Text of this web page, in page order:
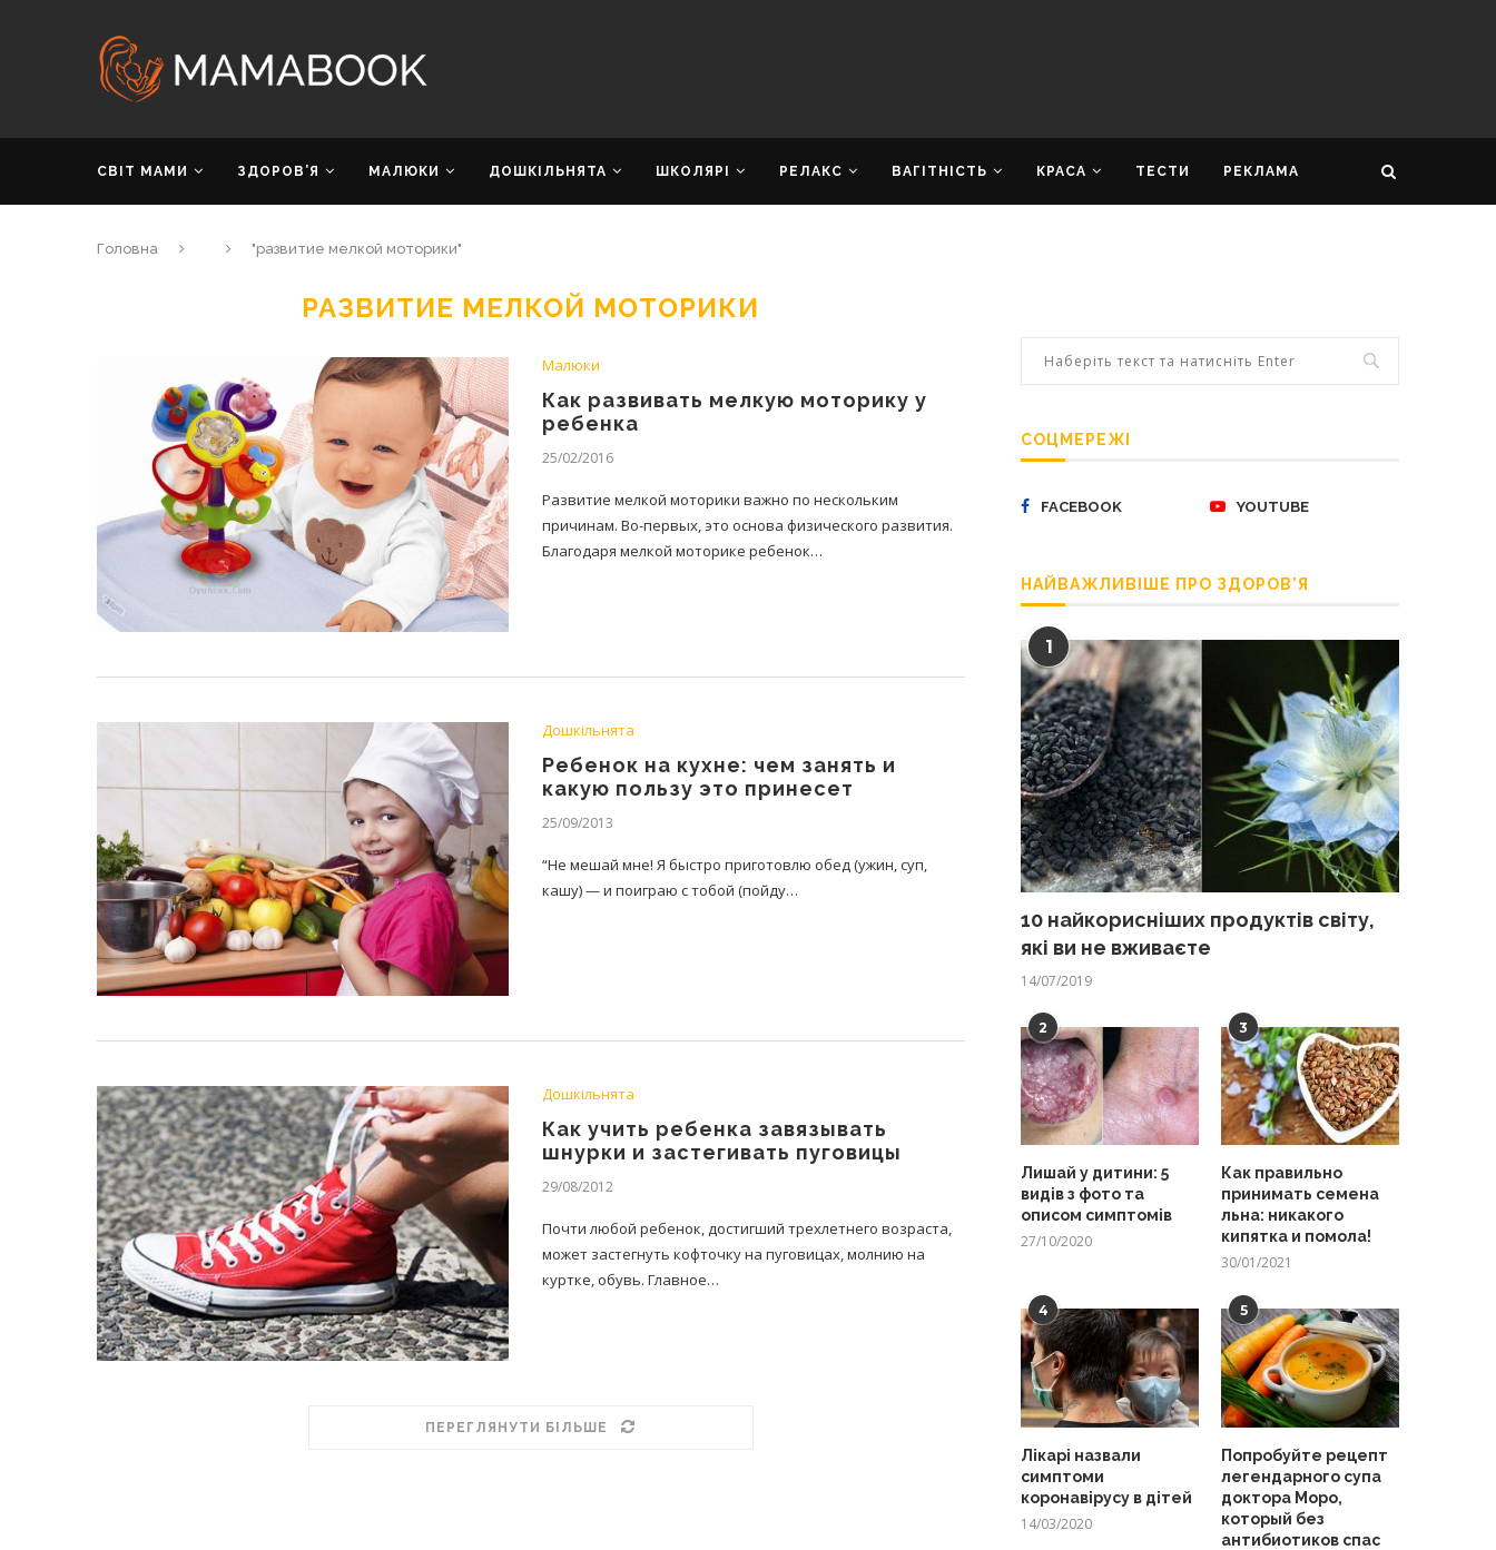
СВІТ МАМИ ЗДОРОВ’Я МАЛЮКИ ДОШКІЛЬНЯТА ШКОЛЯРІ РЕЛАКС ВАГІТНІСТЬ КРАСА ТЕСТИ РЕКЛАМА
Головна "развитие мелкой моторики"
РАЗВИТИЕ МЕЛКОЙ МОТОРИКИ
Малюки
Как развивать мелкую моторику у
ребенка
25/02/2016
Развитие мелкой моторики важно по нескольким
причинам. Во-первых, это основа физического развития.
Благодаря мелкой моторике ребенок…
Дошкільнята
Ребенок на кухне: чем занять и
какую пользу это принесет
25/09/2013
“Не мешай мне! Я быстро приготовлю обед (ужин, суп,
кашу) — и поиграю с тобой (пойду…
Дошкільнята
Как учить ребенка завязывать
шнурки и застегивать пуговицы
29/08/2012
Почти любой ребенок, достигший трехлетнего возраста,
может застегнуть кофточку на пуговицах, молнию на
куртке, обувь. Главное…
ПЕРЕГЛЯНУТИ БІЛЬШЕ
СОЦМЕРЕЖІ
FACEBOOK YOUTUBE
НАЙВАЖЛИВІШЕ ПРО ЗДОРОВ’Я
1
10 найкорисніших продуктів світу,
які ви не вживаєте
14/07/2019
2
Лишай у дитини: 5
видів з фото та
описом симптомів
27/10/2020
3
Как правильно
принимать семена
льна: никакого
кипятка и помола!
30/01/2021
4
Лікарі назвали
симптоми
коронавірусу в дітей
14/03/2020
5
Попробуйте рецепт
легендарного супа
доктора Моро,
который без
антибиотиков спас